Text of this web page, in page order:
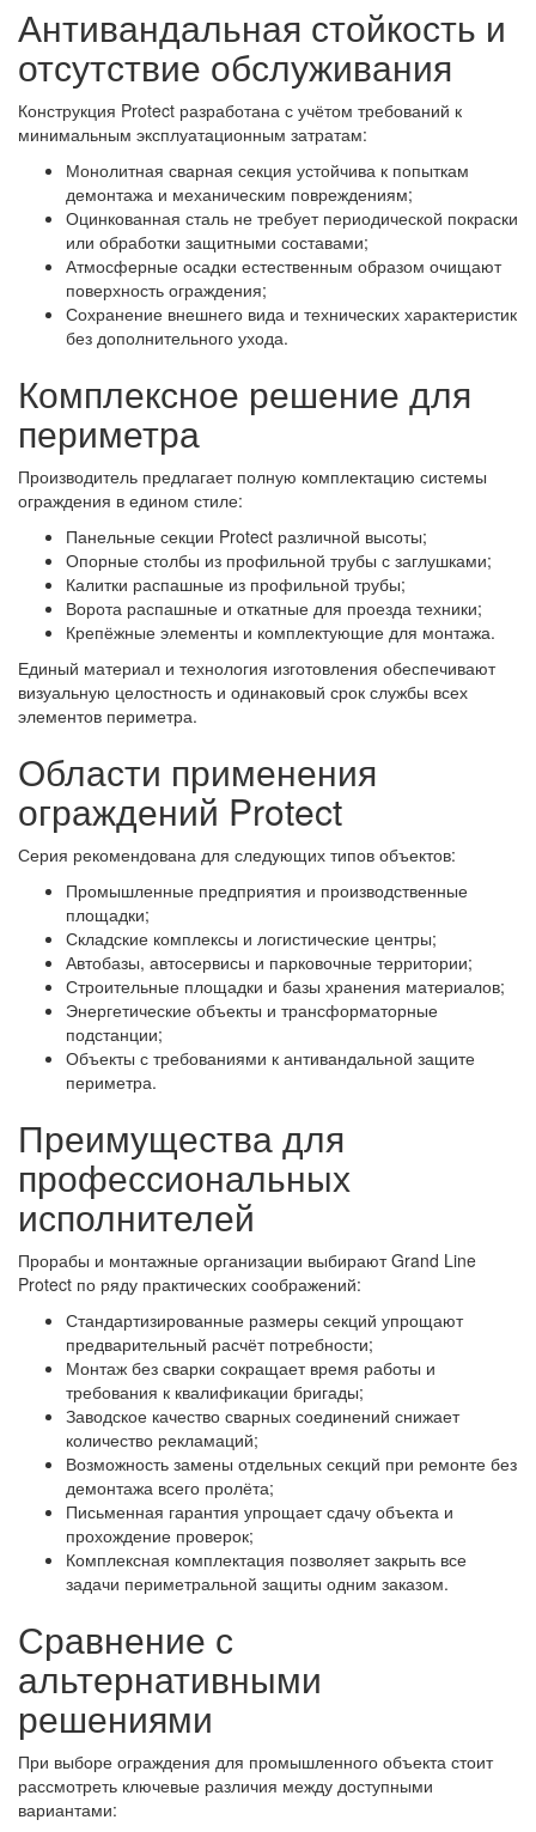
Антивандальная стойкость и
отсутствие обслуживания
Конструкция Protect разработана с учётом требований к
минимальным эксплуатационным затратам:
Монолитная сварная секция устойчива к попыткам
демонтажа и механическим повреждениям;
Оцинкованная сталь не требует периодической покраски
или обработки защитными составами;
Атмосферные осадки естественным образом очищают
поверхность ограждения;
Сохранение внешнего вида и технических характеристик
без дополнительного ухода.
Комплексное решение для
периметра
Производитель предлагает полную комплектацию системы
ограждения в едином стиле:
Панельные секции Protect различной высоты;
Опорные столбы из профильной трубы с заглушками;
Калитки распашные из профильной трубы;
Ворота распашные и откатные для проезда техники;
Крепёжные элементы и комплектующие для монтажа.
Единый материал и технология изготовления обеспечивают
визуальную целостность и одинаковый срок службы всех
элементов периметра.
Области применения
ограждений Protect
Серия рекомендована для следующих типов объектов:
Промышленные предприятия и производственные
площадки;
Складские комплексы и логистические центры;
Автобазы, автосервисы и парковочные территории;
Строительные площадки и базы хранения материалов;
Энергетические объекты и трансформаторные
подстанции;
Объекты с требованиями к антивандальной защите
периметра.
Преимущества для
профессиональных
исполнителей
Прорабы и монтажные организации выбирают Grand Line
Protect по ряду практических соображений:
Стандартизированные размеры секций упрощают
предварительный расчёт потребности;
Монтаж без сварки сокращает время работы и
требования к квалификации бригады;
Заводское качество сварных соединений снижает
количество рекламаций;
Возможность замены отдельных секций при ремонте без
демонтажа всего пролёта;
Письменная гарантия упрощает сдачу объекта и
прохождение проверок;
Комплексная комплектация позволяет закрыть все
задачи периметральной защиты одним заказом.
Сравнение с
альтернативными
решениями
При выборе ограждения для промышленного объекта стоит
рассмотреть ключевые различия между доступными
вариантами: